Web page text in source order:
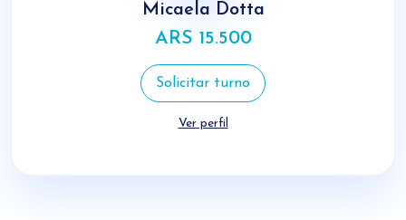
Micaela Dotta
ARS 15.500
Solicitar turno
Ver perfil